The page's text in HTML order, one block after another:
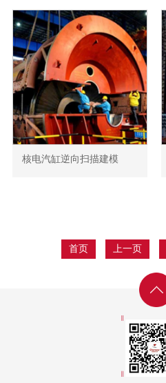
核电汽缸逆向扫描建模
首页 上一页